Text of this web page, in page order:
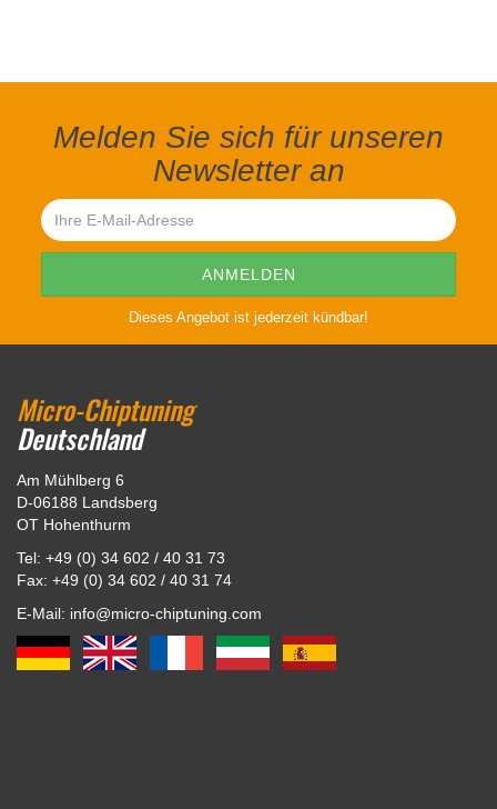
Melden Sie sich für unseren
Newsletter an
Dieses Angebot ist jederzeit kündbar!
Micro-Chiptuning
Deutschland
Am Mühlberg 6
D-06188 Landsberg
OT Hohenthurm
Tel: +49 (0) 34 602 / 40 31 73
Fax: +49 (0) 34 602 / 40 31 74
E-Mail: info@micro-chiptuning.com